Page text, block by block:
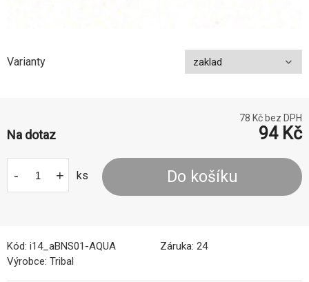
Varianty
78 Kč bez DPH
Na dotaz 94Kč
- + ks Do košíku
Kód: i14_aBNS01-AQUA Záruka: 24
Výrobce: Tribal